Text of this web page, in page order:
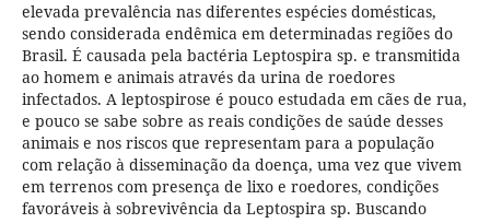
elevada prevalência nas diferentes espécies domésticas,
sendo considerada endêmica em determinadas regiões do
Brasil. É causada pela bactéria Leptospira sp. e transmitida
ao homem e animais através da urina de roedores
infectados. A leptospirose é pouco estudada em cães de rua,
e pouco se sabe sobre as reais condições de saúde desses
animais e nos riscos que representam para a população
com relação à disseminação da doença, uma vez que vivem
em terrenos com presença de lixo e roedores, condições
favoráveis à sobrevivência da Leptospira sp. Buscando